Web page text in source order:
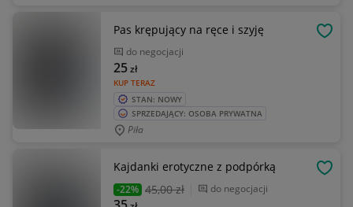
Pas krępujący na ręce i szyję
do negocjacji
KUP TERAZ
25zł
STAN: NOWY
SPRZEDAJĄCY: OSOBA PRYWATNA
Piła
Kajdanki erotyczne z podpórką
-22% 45,00 zł do negocjacji